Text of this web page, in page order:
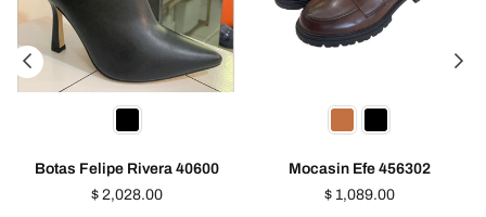
Botas Felipe Rivera 40600
Precio
$ 2,028.00
Mocasin Efe 456302
Precio
$ 1,089.00